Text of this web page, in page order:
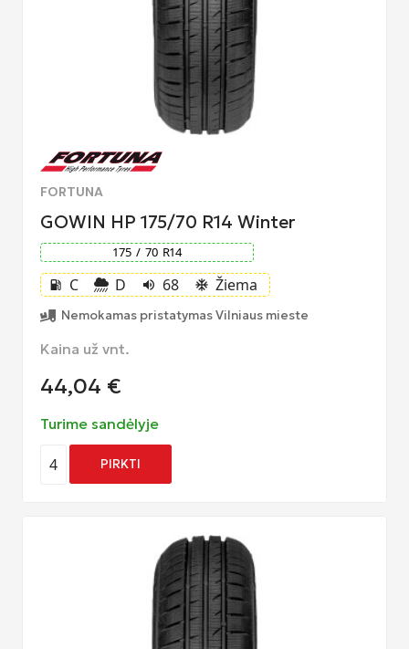
FORTUNA
GOWIN HP 175/70 R14 Winter
175 / 70 R14
local_gas_station C D volume_up 68 ac_unit Žiema
Nemokamas pristatymas Vilniaus mieste
Kaina už vnt.
44,04 €
Turime sandėlyje
4 PIRKTI